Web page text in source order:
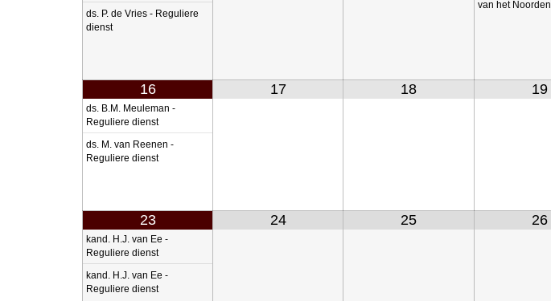
ds. P. de Vries - Reguliere
dienst
van het Noorden
16
ds. B.M. Meuleman -
Reguliere dienst
ds. M. van Reenen -
Reguliere dienst
17 18 19
23
kand. H.J. van Ee -
Reguliere dienst
kand. H.J. van Ee -
Reguliere dienst
24 25 26